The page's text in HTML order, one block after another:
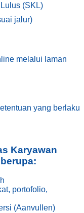
(SKL)
jalur)
melalui laman
yang berlaku
Karyawan
portofolio,
(Aanvullen)